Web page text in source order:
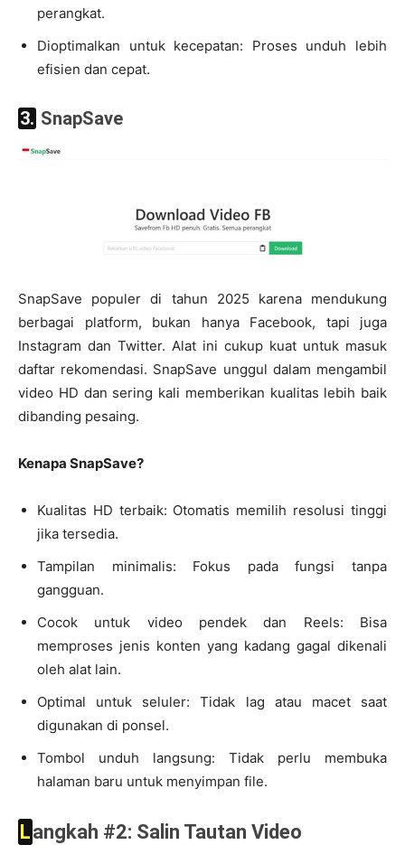
perangkat.
Dioptimalkan untuk kecepatan: Proses unduh lebih
efisien dan cepat.
3. SnapSave
SnapSave populer di tahun 2025 karena mendukung
berbagai platform, bukan hanya Facebook, tapi juga
Instagram dan Twitter. Alat ini cukup kuat untuk masuk
daftar rekomendasi. SnapSave unggul dalam mengambil
video HD dan sering kali memberikan kualitas lebih baik
dibanding pesaing.
Kenapa SnapSave?
Kualitas HD terbaik: Otomatis memilih resolusi tinggi
jika tersedia.
Tampilan minimalis: Fokus pada fungsi tanpa
gangguan.
Cocok untuk video pendek dan Reels: Bisa
memproses jenis konten yang kadang gagal dikenali
oleh alat lain.
Optimal untuk seluler: Tidak lag atau macet saat
digunakan di ponsel.
Tombol unduh langsung: Tidak perlu membuka
halaman baru untuk menyimpan file.
Langkah #2: Salin Tautan Video